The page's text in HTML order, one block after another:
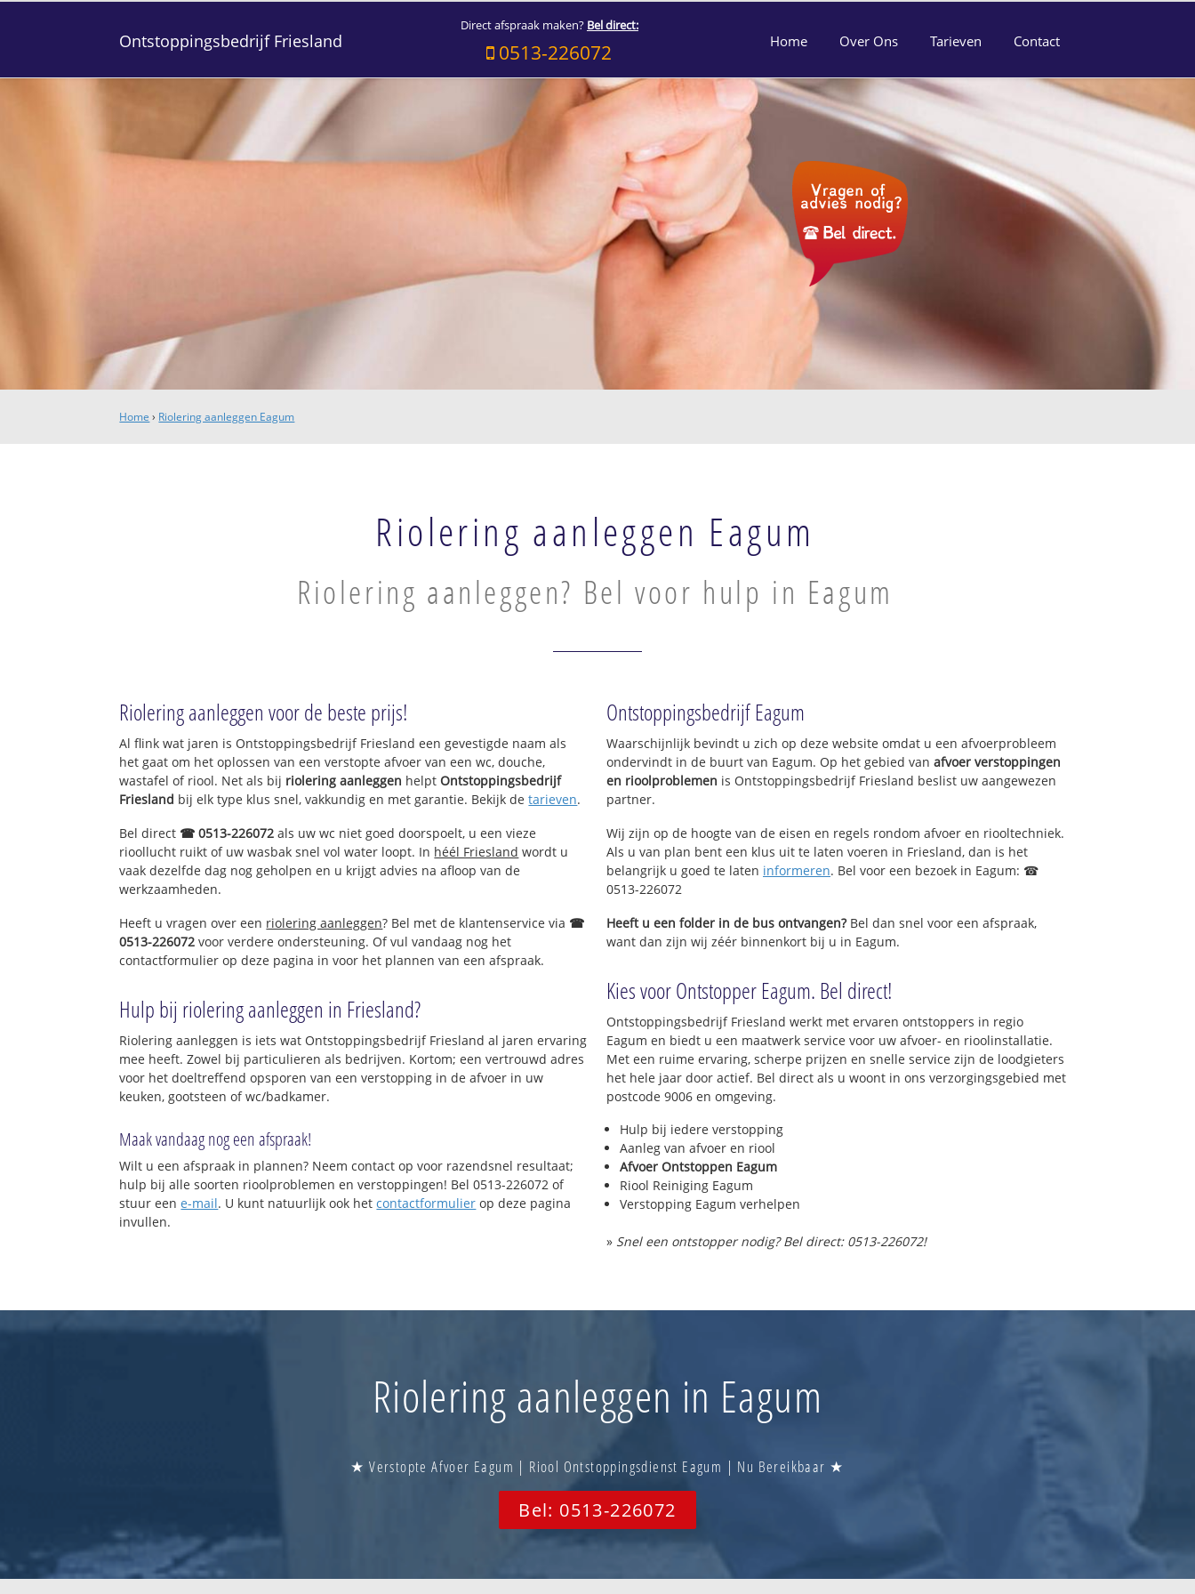
Ontstoppingsbedrijf Friesland
Direct afspraak maken? Bel direct:
0513-226072 Home Over Ons Tarieven Contact
Home › Riolering aanleggen Eagum
Riolering aanleggen Eagum
Riolering aanleggen? Bel voor hulp in Eagum
Riolering aanleggen voor de beste prijs!
Al flink wat jaren is Ontstoppingsbedrijf Friesland een gevestigde naam als
het gaat om het oplossen van een verstopte afvoer van een wc, douche,
wastafel of riool. Net als bij riolering aanleggen helptOntstoppingsbedrijf
Friesland bij elk type klus snel, vakkundig en met garantie. Bekijk detarieven.
Bel direct ☎ 0513-226072 als uw wc niet goed doorspoelt, u een vieze
rioollucht ruikt of uw wasbak snel vol water loopt. In héél Friesland wordt u
vaak dezelfde dag nog geholpen en u krijgt advies na afloop van de
werkzaamheden.
Heeft u vragen over een riolering aanleggen? Bel met de klantenservice via ☎
0513-226072 voor verdere ondersteuning. Of vul vandaag nog het
contactformulier op deze pagina in voor het plannen van een afspraak.
Hulp bij riolering aanleggen in Friesland?
Riolering aanleggen is iets wat Ontstoppingsbedrijf Friesland al jaren ervaring
mee heeft. Zowel bij particulieren als bedrijven. Kortom; een vertrouwd adres
voor het doeltreffend opsporen van een verstopping in de afvoer in uw
keuken, gootsteen of wc/badkamer.
Maak vandaag nog een afspraak!
Wilt u een afspraak in plannen? Neem contact op voor razendsnel resultaat;
hulp bij alle soorten rioolproblemen en verstoppingen! Bel 0513-226072 of
stuur eene-mail. U kunt natuurlijk ook hetcontactformulier op deze pagina
invullen.
Ontstoppingsbedrijf Eagum
Waarschijnlijk bevindt u zich op deze website omdat u een afvoerprobleem
ondervindt in de buurt van Eagum. Op het gebied van afvoer verstoppingen
en rioolproblemen is Ontstoppingsbedrijf Friesland beslist uw aangewezen
partner.
Wij zijn op de hoogte van de eisen en regels rondom afvoer en riooltechniek.
Als u van plan bent een klus uit te laten voeren in Friesland, dan is het
belangrijk u goed te laten informeren. Bel voor een bezoek in Eagum: ☎
0513-226072
Heeft u een folder in de bus ontvangen?Bel dan snel voor een afspraak,
want dan zijn wij zéér binnenkort bij u in Eagum.
Kies voor Ontstopper Eagum. Bel direct!
Ontstoppingsbedrijf Friesland werkt met ervaren ontstoppers in regio
Eagum en biedt u een maatwerk service voor uw afvoer- en rioolinstallatie.
Met een ruime ervaring, scherpe prijzen en snelle service zijn de loodgieters
het hele jaar door actief. Bel direct als u woont in ons verzorgingsgebied met
postcode 9006 en omgeving.
Hulp bij iedere verstopping
Aanleg van afvoer en riool
Afvoer Ontstoppen Eagum
Riool Reiniging Eagum
Verstopping Eagum verhelpen
» Snel een ontstopper nodig? Bel direct: 0513-226072!
Riolering aanleggen in Eagum
★ Verstopte Afvoer Eagum | Riool Ontstoppingsdienst Eagum | Nu Bereikbaar ★
Bel: 0513-226072